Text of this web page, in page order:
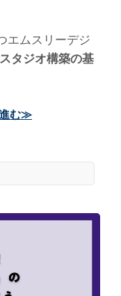
エムスリーデジ
スタジオ構築の基
進む≫